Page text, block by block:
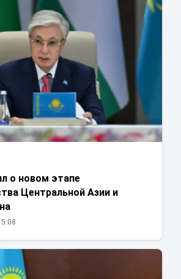
о новом этапе
Центральной Азии и